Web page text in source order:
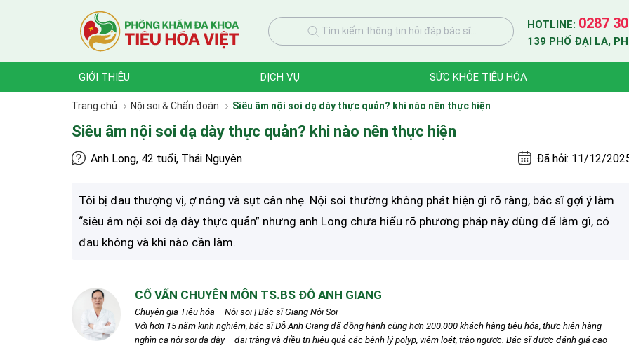
Tìm kiếm thông tin hỏi đáp bác sĩ... HOTLINE: 0287
139 PHỐ ĐẠI LA,
GIỚI THIỆU DỊCH VỤ SỨC KHỎE TIÊU HÓA
Trang chủ Nội soi & Chẩn đoán Siêu âm nội soi dạ dày thực quản? khi nào nên thực hiện
Siêu âm nội soi dạ dày thực quản? khi nào nên thực hiện
Anh Long, 42 tuổi, Thái Nguyên Đã hỏi: 11/12/
Tôi bị đau thượng vị, ợ nóng và sụt cân nhẹ. Nội soi thường không phát hiện gì rõ ràng, bác sĩ gợi ý làm
“siêu âm nội soi dạ dày thực quản” nhưng anh Long chưa hiểu rõ phương pháp này dùng để làm gì, có
đau không và khi nào cần làm.
CỐ VẤN CHUYÊN MÔN TS.BS ĐỖ ANH GIANG
Chuyên gia Tiêu hóa – Nội soi | Bác sĩ Giang Nội Soi
Với hơn 15 năm kinh nghiệm, bác sĩ Đỗ Anh Giang đã đồng hành cùng hơn 200.000 khách hàng tiêu hóa, thực hiện hàng
nghìn ca nội soi dạ dày – đại tràng và điều trị hiệu quả các bệnh lý polyp, viêm loét, trào ngược. Bác sĩ được đánh giá cao